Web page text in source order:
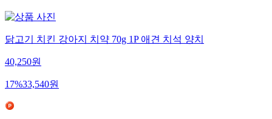
닭고기 치킨 강아지 치약 70g 1P 애견 치석 양치
40,250원
17%33,540원